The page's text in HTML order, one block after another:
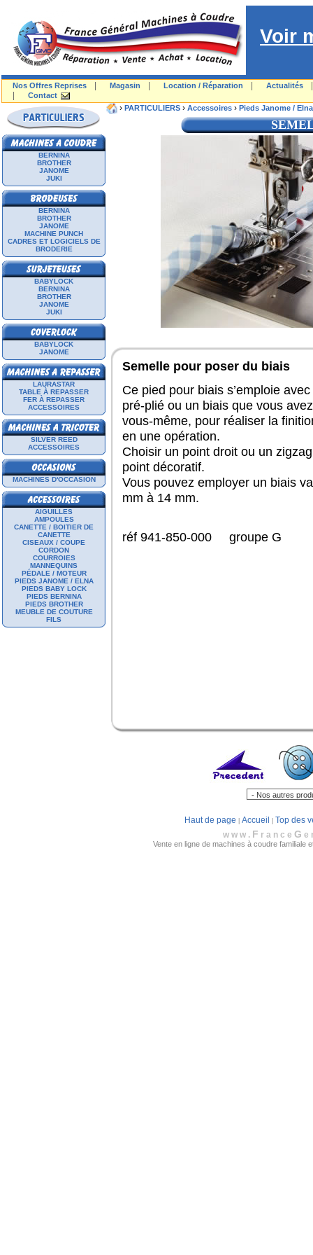
Voir
Nos Offres Reprises Magasin Location / Réparation Actualités
Contact
BERNINA
BROTHER
JANOME
JUKI
BERNINA
BROTHER
JANOME
MACHINE PUNCH
CADRES ET LOGICIELS DE
BRODERIE
BABYLOCK
BERNINA
BROTHER
JANOME
JUKI
BABYLOCK
JANOME
LAURASTAR
TABLE À REPASSER
FER À REPASSER
ACCESSOIRES
SILVER REED
ACCESSOIRES
MACHINES D'OCCASION
AIGUILLES
AMPOULES
CANETTE / BOITIER DE
CANETTE
CISEAUX / COUPE
CORDON
COURROIES
MANNEQUINS
PÉDALE / MOTEUR
PIEDS JANOME / ELNA
PIEDS BABY LOCK
PIEDS BERNINA
PIEDS BROTHER
MEUBLE DE COUTURE
FILS
› PARTICULIERS › Accessoires › Pieds Janome / Elna
Semelle pour poser du biais
Ce pied pour biais s’emploie
pré-plié ou un biais que vous
vous-même, pour réaliser la
en une opération.
Choisir un point droit ou un
point décoratif.
Vous pouvez employer un biais
mm à 14 mm.
réf 941-850-000 groupe G
Haut de page Accueil
Top des
www. F rance G
Vente en ligne de machines à coudre familiale